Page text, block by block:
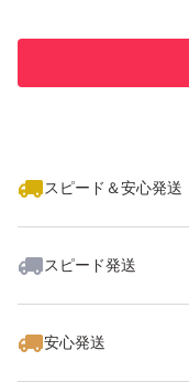
他で使用していない
認下さい。
神経質な方、完璧な
い。
スピード&安心発送
※このバッジは実績に基づ
スピード＆安心発送
スピード発送
安心発送